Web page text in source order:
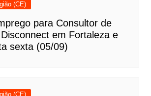
(CE)
para Consultor de
em Fortaleza e
sexta (05/09)
(CE)